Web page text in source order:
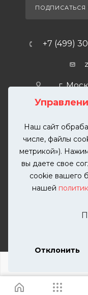
Наш сайт
числе, файлы
метрикой»).
вы даете свое
cookie вашего
нашей
Отклонить
ПОДПИСАТЬСЯ
+7 (499)
г.
2026 ©
автомобилей. Вся
разрешения